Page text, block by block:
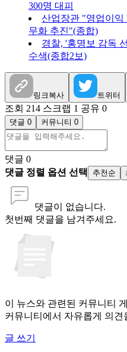
300명 대피
산업장관 "영업이
무화 추진"(종합)
경찰, '홍명보 감독
수색(종합2보)
링크복사 트위터
조회 214 스크랩 1 공유 0
댓글 0 커뮤니티 0
댓글 0
댓글 정렬 옵션 선택
추천순
댓글이 없습니다.
첫번째 댓글을 남겨주세요.
이 뉴스와 관련된 커뮤니티
커뮤니티에서 자유롭게 의견
글 쓰기